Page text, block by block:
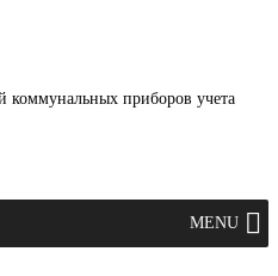
коммунальных приборов учета
MENU